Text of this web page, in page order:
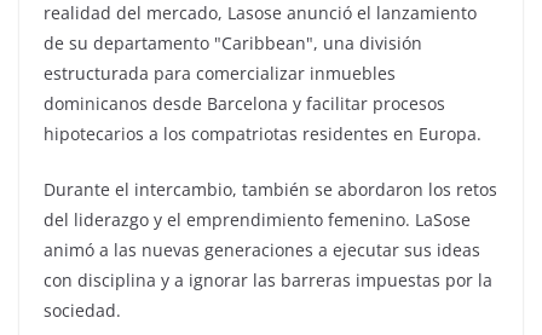
realidad del mercado, Lasose anunció el lanzamiento
de su departamento "Caribbean", una división
estructurada para comercializar inmuebles
dominicanos desde Barcelona y facilitar procesos
hipotecarios a los compatriotas residentes en Europa.
Durante el intercambio, también se abordaron los retos
del liderazgo y el emprendimiento femenino. LaSose
animó a las nuevas generaciones a ejecutar sus ideas
con disciplina y a ignorar las barreras impuestas por la
sociedad.